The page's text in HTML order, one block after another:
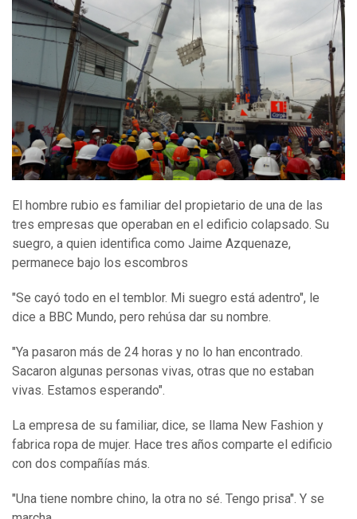
El hombre rubio es familiar del propietario de una de las
tres empresas que operaban en el edificio colapsado. Su
suegro, a quien identifica como Jaime Azquenaze,
permanece bajo los escombros
"Se cayó todo en el temblor. Mi suegro está adentro", le
dice a BBC Mundo, pero rehúsa dar su nombre.
"Ya pasaron más de 24 horas y no lo han encontrado.
Sacaron algunas personas vivas, otras que no estaban
vivas. Estamos esperando".
La empresa de su familiar, dice, se llama New Fashion y
fabrica ropa de mujer. Hace tres años comparte el edificio
con dos compañías más.
"Una tiene nombre chino, la otra no sé. Tengo prisa". Y se